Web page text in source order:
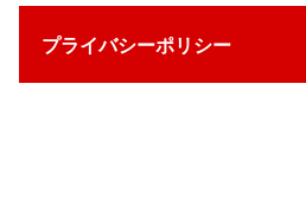
プライバシーポリシー